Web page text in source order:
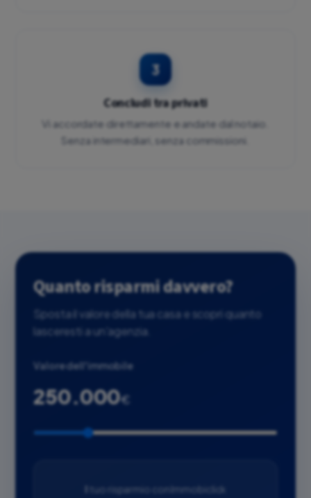
3
Concludi tra privati
Vi accordate direttamente e andate dal notaio.
Senza intermediari, senza commissioni.
Quanto risparmi davvero?
Sposta il valore della tua casa e scopri quanto
lasceresti a un'agenzia.
Valore dell'immobile
250.000€
Il tuo risparmio con Immobiclick